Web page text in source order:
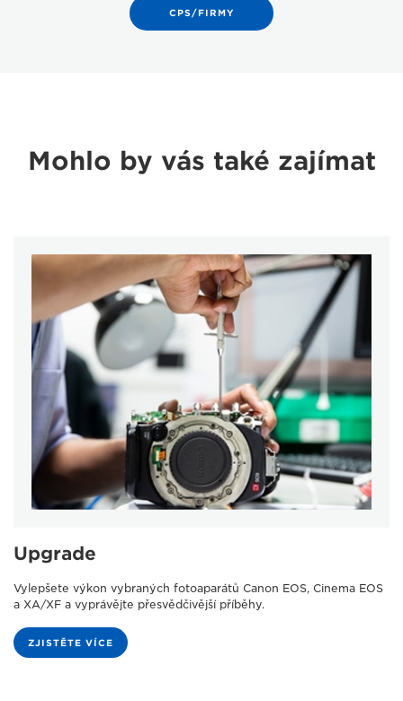
CPS/FIRMY
Mohlo by vás také zajímat
Upgrade
Vylepšete výkon vybraných fotoaparátů Canon EOS, Cinema EOS
a XA/XF a vyprávějte přesvědčivější příběhy.
ZJISTĚTE VÍCE